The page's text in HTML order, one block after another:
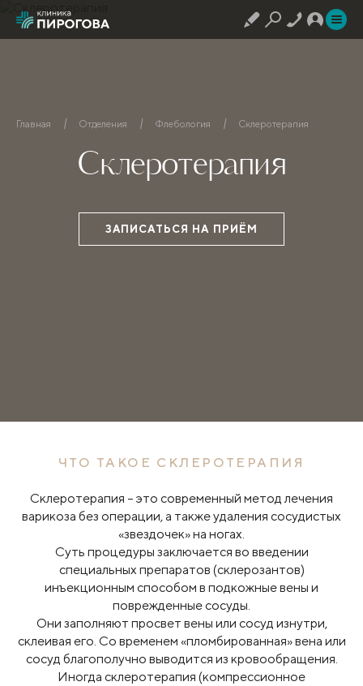
Главная Отделения Флебология Склеротерапия
Склеротерапия
ЗАПИСАТЬСЯ НА ПРИЁМ
ЧТО ТАКОЕ СКЛЕРОТЕРАПИЯ
Склеротерапия – это современный метод лечения
варикоза без операции, а также удаления сосудистых
«звездочек» на ногах.
Суть процедуры заключается во введении
специальных препаратов (склерозантов)
инъекционным способом в подкожные вены и
поврежденные сосуды.
Они заполняют просвет вены или сосуд изнутри,
склеивая его. Со временем «пломбированная» вена или
сосуд благополучно выводится из кровообращения.
Иногда склеротерапия (компрессионное